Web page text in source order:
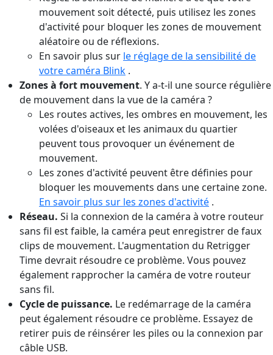
mouvement soit détecté, puis utilisez les zones
d'activité pour bloquer les zones de mouvement
aléatoire ou de réflexions.
En savoir plus sur le réglage de la sensibilité de
votre caméra Blink .
Zones à fort mouvement. Y a-t-il une source régulière
de mouvement dans la vue de la caméra ?
Les routes actives, les ombres en mouvement, les
volées d'oiseaux et les animaux du quartier
peuvent tous provoquer un événement de
mouvement.
Les zones d'activité peuvent être définies pour
bloquer les mouvements dans une certaine zone.
En savoir plus sur les zones d'activité .
Réseau. Si la connexion de la caméra à votre routeur
sans fil est faible, la caméra peut enregistrer de faux
clips de mouvement. L'augmentation du Retrigger
Time devrait résoudre ce problème. Vous pouvez
également rapprocher la caméra de votre routeur
sans fil.
Cycle de puissance. Le redémarrage de la caméra
peut également résoudre ce problème. Essayez de
retirer puis de réinsérer les piles ou la connexion par
câble USB.